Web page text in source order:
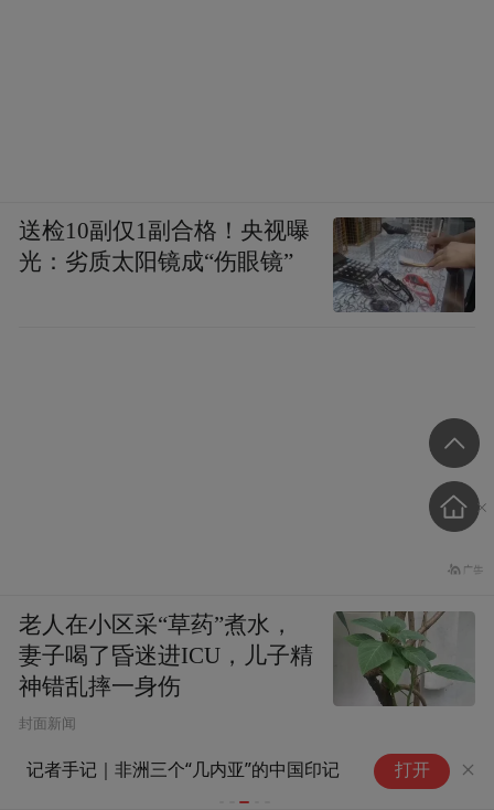
单项致胜：五星偏股混合型基金
产品深度参考（2026年二季
打开
送检10副仅1副合格！央视曝
光：劣质太阳镜成“伤眼镜”
老人在小区采“草药”煮水，
妻子喝了昏迷进ICU，儿子精
神错乱摔一身伤
封面新闻